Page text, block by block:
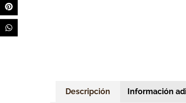
Descripción Información